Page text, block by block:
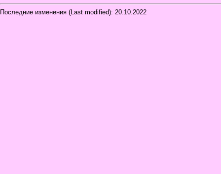
Последние изменения (Last modified): 20.10.2022